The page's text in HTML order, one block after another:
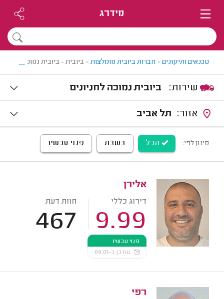
מידרג
טכנאים ותיקונים> חברות ביובית מומלצות> ביובית - ביובית נמוכה...
ביובית נמוכה לחניונים
תל אביב
סינון לפי: הכל בשבת פנוי עכשיו
אלירן
דירוג כללי
9.99
חוות דעת
467
פנוי עכשיו
עודכן ב-09:01
רפי